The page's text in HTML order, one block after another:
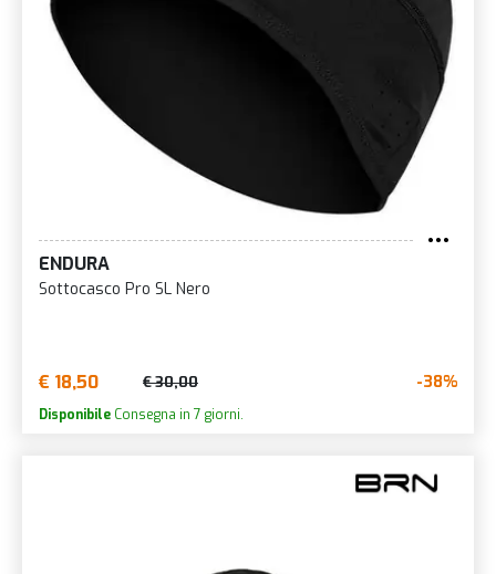
ENDURA
Sottocasco Pro SL Nero
€ 18,50 € 30,00 -38%
Disponibile Consegna in 7 giorni.